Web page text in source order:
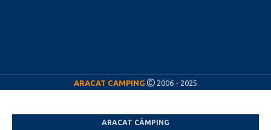
ARACAT CAMPING 2006 - 2025
ARACAT CÁMPING